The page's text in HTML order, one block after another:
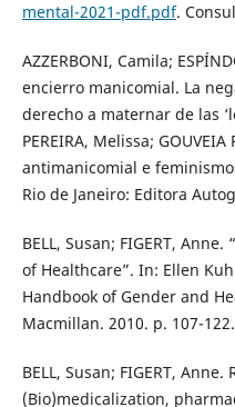
mental-2021-pdf.pdf.
AZZERBONI, Camila;
encierro manicomial. La
derecho a maternar de las
PEREIRA, Melissa;
antimanicomial e
Rio de Janeiro: Editora
BELL, Susan; FIGERT,
of Healthcare”. In: Ellen
Handbook of Gender and
Macmillan. 2010. p. 107-122.
BELL, Susan; FIGERT,
(Bio)medicalization,